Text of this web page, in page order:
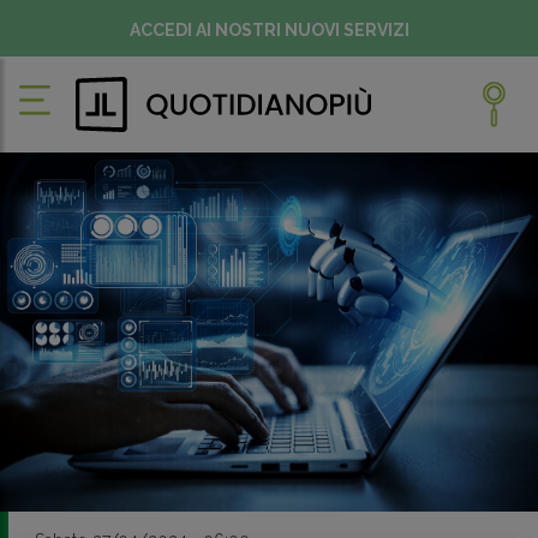
ACCEDI AI NOSTRI NUOVI SERVIZI